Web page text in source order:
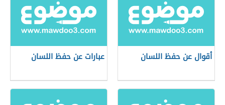
أقوال عن حفظ اللسان عبارات عن حفظ اللسان